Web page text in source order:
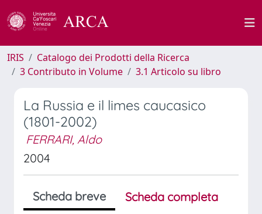
IRIS
Catalogo dei Prodotti della Ricerca
3 Contributo in Volume
3.1 Articolo su libro
La Russia e il limes caucasico
(1801-2002)
FERRARI, Aldo
2004
Scheda breve
Scheda completa